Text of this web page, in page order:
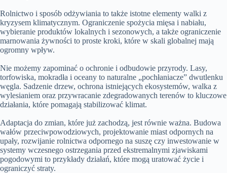
Rolnictwo i sposób odżywiania to także istotne elementy walki z
kryzysem klimatycznym. Ograniczenie spożycia mięsa i nabiału,
wybieranie produktów lokalnych i sezonowych, a także ograniczenie
marnowania żywności to proste kroki, które w skali globalnej mają
ogromny wpływ.
Nie możemy zapominać o ochronie i odbudowie przyrody. Lasy,
torfowiska, mokradła i oceany to naturalne „pochłaniacze” dwutlenku
węgla. Sadzenie drzew, ochrona istniejących ekosystemów, walka z
wylesianiem oraz przywracanie zdegradowanych terenów to kluczowe
działania, które pomagają stabilizować klimat.
Adaptacja do zmian, które już zachodzą, jest równie ważna. Budowa
wałów przeciwpowodziowych, projektowanie miast odpornych na
upały, rozwijanie rolnictwa odpornego na suszę czy inwestowanie w
systemy wczesnego ostrzegania przed ekstremalnymi zjawiskami
pogodowymi to przykłady działań, które mogą uratować życie i
ograniczyć straty.